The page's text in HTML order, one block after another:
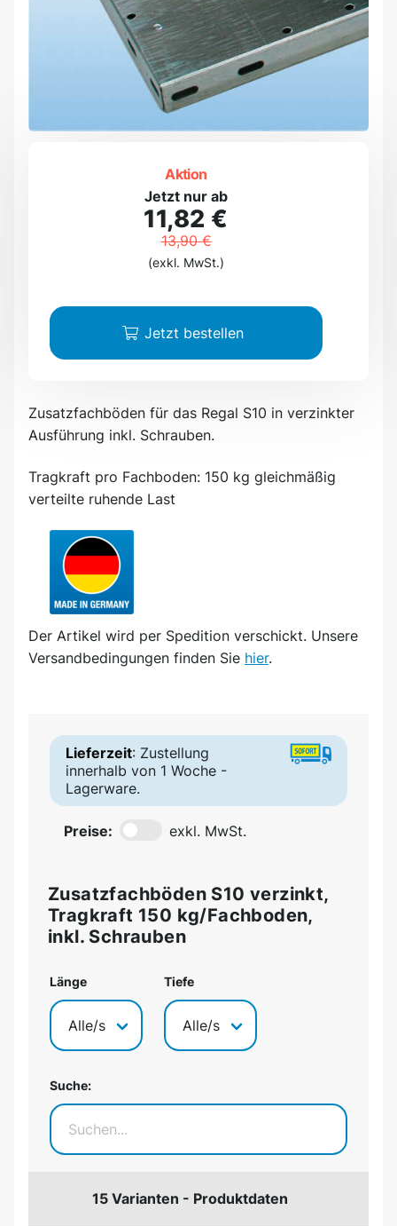
Aktion
Jetzt nur ab
11,82 €
13,90 €
(exkl. MwSt.)
Jetzt bestellen
Zusatzfachböden für das Regal S10 in verzinkter
Ausführung inkl. Schrauben.
Tragkraft pro Fachboden: 150 kg gleichmäßig
verteilte ruhende Last
Der Artikel wird per Spedition verschickt. Unsere
Versandbedingungen finden Sie hier.
Lieferzeit: Zustellung
innerhalb von 1 Woche -
Lagerware.
Preise: exkl. MwSt.
Zusatzfachböden S10 verzinkt,
Tragkraft 150 kg/Fachboden,
inkl. Schrauben
Länge Tiefe
Suche:
15 Varianten - Produktdaten